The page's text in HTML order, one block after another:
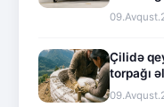
Çilidə
torpağı